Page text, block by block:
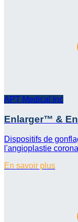
APT Medical Inc
Enlarger™ &
Dispositifs de
l'angioplastie
En savoir plus